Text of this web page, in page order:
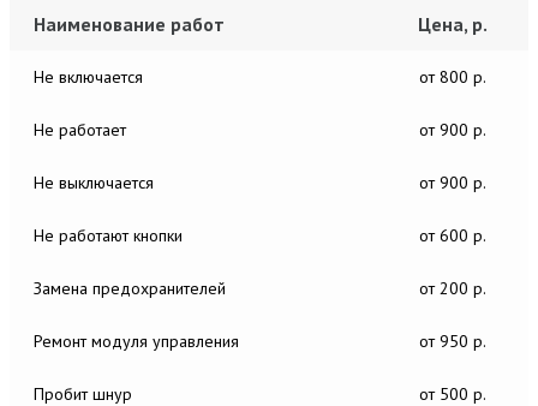
Наименование работ Цена, р.
Не включается от 800 р.
Не работает от 900 р.
Не выключается от 900 р.
Не работают кнопки от 600 р.
Замена предохранителей от 200 р.
Ремонт модуля управления от 950 р.
Пробит шнур от 500 р.